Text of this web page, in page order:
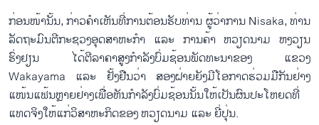
ກ່ອນໜ້ານັ້ນ, ກ່າວຄຳເຫັນທີ່ການຕ້ອນຮັບທ່ານ ຜູ້ວ່າການ Nisaka, ທ່ານ
ລັດຖະມົນຕີກະຊວງອຸດສາຫະກຳ ແລະ ການຄ້າ ຫວຽດນາມ ຫງວຽນ
ຮົ່ງຢຽນ ໄດ້ຕີລາຄາສູງກຳລັງບົ່ມຊ້ອນພັດທະນາຂອງ ແຂວງ
Wakayama ແລະ ຢັ້ງຢືນວ່າ ສອງຝ່າຍຍັງມີໂອກາດຮ່ວມມືກັນຢ່າງ
ແໜ້ນແຟ້ນຫຼາຍຢ່າງເພື່ອຫັນກຳລັງບົ່ມຊ້ອນນັ້ນໃຫ້ເປັນຜົນປະໂຫຍດທີ່
ແທດຈິງໃຫ້ແກ່ວິສາຫະກິດຂອງ ຫວຽດນາມ ແລະ ຍີ່ປຸ່ນ.